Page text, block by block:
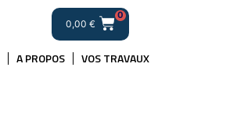
0,00 €
0
A PROPOS VOS TRAVAUX